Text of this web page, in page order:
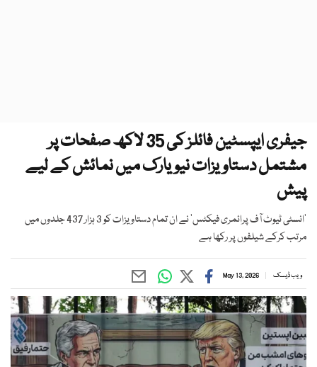
جیفری ایپسٹین فائلز کی 35 لاکھ صفحات پر
مشتمل دستاویزات نیویارک میں نمائش کے لیے
پیش
’انسٹی ٹیوٹ آف پرائمری فیکٹس‘ نے ان تمام دستاویزات کو 3 ہزار 437 جلدوں میں
مرتب کرکے شیلفوں پر رکھا ہے
ویب ڈیسک May 13, 2026